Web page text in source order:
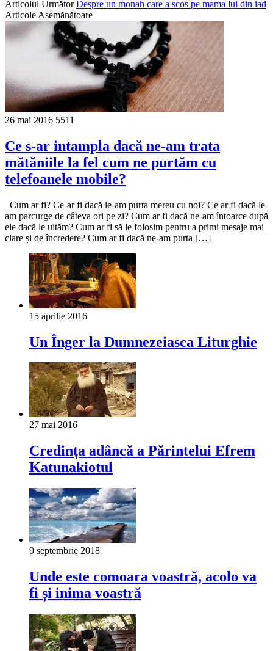
Articolul UrmătorDespre un monah care a scos pe mama lui din iad
Articole Asemănătoare
26 mai 2016 5511
Ce s-ar intampla dacă ne-am trata
mătăniile la fel cum ne purtăm cu
telefoanele mobile?
Cum ar fi? Сe-ar fi dacă le-am purta mereu cu noi? Ce ar fi dacă le-
am parcurge de câteva ori pe zi? Cum ar fi dacă ne-am întoarce după
ele dacă le uităm? Cum ar fi să le folosim pentru a primi mesaje mai
clare și de încredere? Cum ar fi dacă ne-am purta […]
15 aprilie 2016
Un Înger la Dumnezeiasca Liturghie
27 mai 2016
Credința adâncă a Părintelui Efrem
Katunakiotul
9 septembrie 2018
Unde este comoara voastră, acolo va
fi și inima voastră